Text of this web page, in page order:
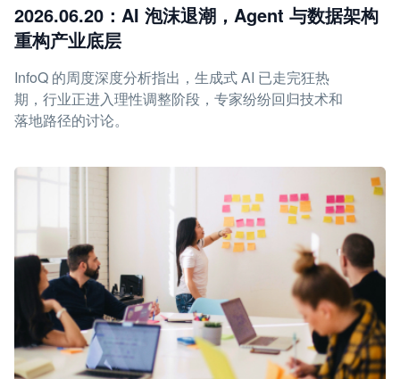
2026.06.20：AI 泡沫退潮，Agent 与数据架构
重构产业底层
InfoQ 的周度深度分析指出，生成式 AI 已走完狂热
期，行业正进入理性调整阶段，专家纷纷回归技术和
落地路径的讨论。